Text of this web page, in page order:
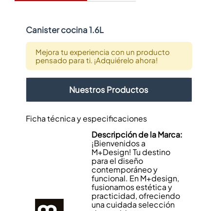
Canister cocina 1.6L
Mejora tu experiencia con un producto
pensado para ti. ¡Adquiérelo ahora!
Nuestros Productos
Ficha técnica y especificaciones
Descripción de la Marca:
¡Bienvenidos a
M+Design! Tu destino
para el diseño
contemporáneo y
funcional. En M+design,
fusionamos estética y
practicidad, ofreciendo
una cuidada selección